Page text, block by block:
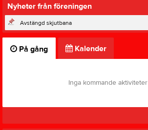
Nyheter från föreningen
Avstängd skjutbana
På gång Kalender
Inga kommande aktiviteter